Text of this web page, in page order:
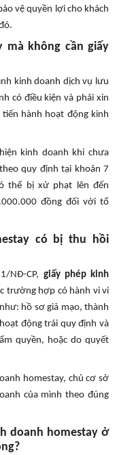
vệ quyền lợi cho khách
mà không cần giấy
kinh doanh dịch vụ lưu
có điều kiện và phải xin
hành hoạt động kinh
kinh doanh khi chưa
quy định tại khoản 7
thể bị xử phạt lên đến
đồng đối với tổ
có bị thu hồi
NĐ-CP, giấy phép kinh
trường hợp có hành vi vi
hồ sơ giả mạo, thành
động trái quy định và
quyền, hoặc do quyết
homestay, chủ cơ sở
của mình theo đúng
doanh homestay ở